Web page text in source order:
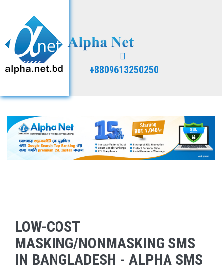
+8809613250250
LOW-COST
MASKING/NONMASKING SMS
IN BANGLADESH - ALPHA SMS